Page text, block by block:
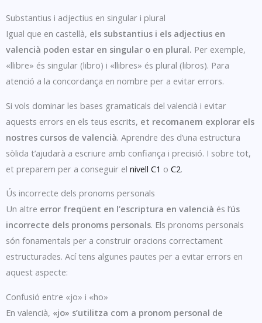
Substantius i adjectius en singular i plural
Igual que en castellà, els substantius i els adjectius en
valencià poden estar en singular o en plural. Per exemple,
«llibre» és singular (libro) i «llibres» és plural (libros). Para
atenció a la concordança en nombre per a evitar errors.
Si vols dominar les bases gramaticals del valencià i evitar
aquests errors en els teus escrits, et recomanem explorar els
nostres cursos de valencià. Aprendre des d’una estructura
sòlida t’ajudarà a escriure amb confiança i precisió. I sobre tot,
et preparem per a conseguir el nivell C1 o C2.
Ús incorrecte dels pronoms personals
Un altre error freqüent en l’escriptura en valencià és l’ús
incorrecte dels pronoms personals. Els pronoms personals
són fonamentals per a construir oracions correctament
estructurades. Ací tens algunes pautes per a evitar errors en
aquest aspecte:
Confusió entre «jo» i «ho»
En valencià, «jo» s’utilitza com a pronom personal de